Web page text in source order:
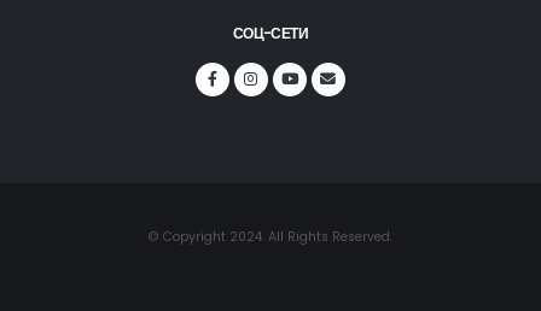
СОЦ-СЕТИ
© Copyright 2024. All Rights Reserved.